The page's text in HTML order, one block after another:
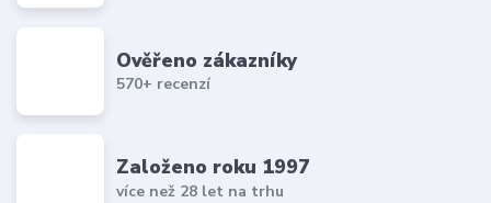
Ověřeno zákazníky
570+ recenzí
Založeno roku 1997
více než 28 let na trhu